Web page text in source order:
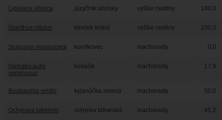
Ligularia sibirica jazyčník sibírsky vyššie rastliny 100,0
Dianthus nitidus klinček lesklý vyššie rastliny 100,0
Scapania massolongi korýtkovec machorasty 0,0
Hamatocaulis
vernicosus
kosáčik machorasty 17,9
Buxbaumia viridis kyjanôčka zelená machorasty 50,0
Ochyraea tatrensis ochyrea tatranská machorasty 45,2